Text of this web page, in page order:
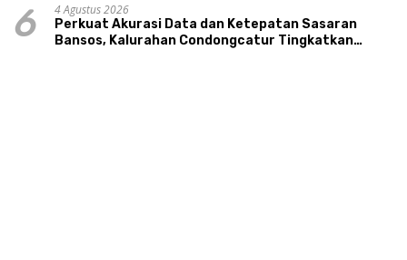
6
4 Agustus 2026
Perkuat Akurasi Data dan Ketepatan Sasaran
Bansos, Kalurahan Condongcatur Tingkatkan